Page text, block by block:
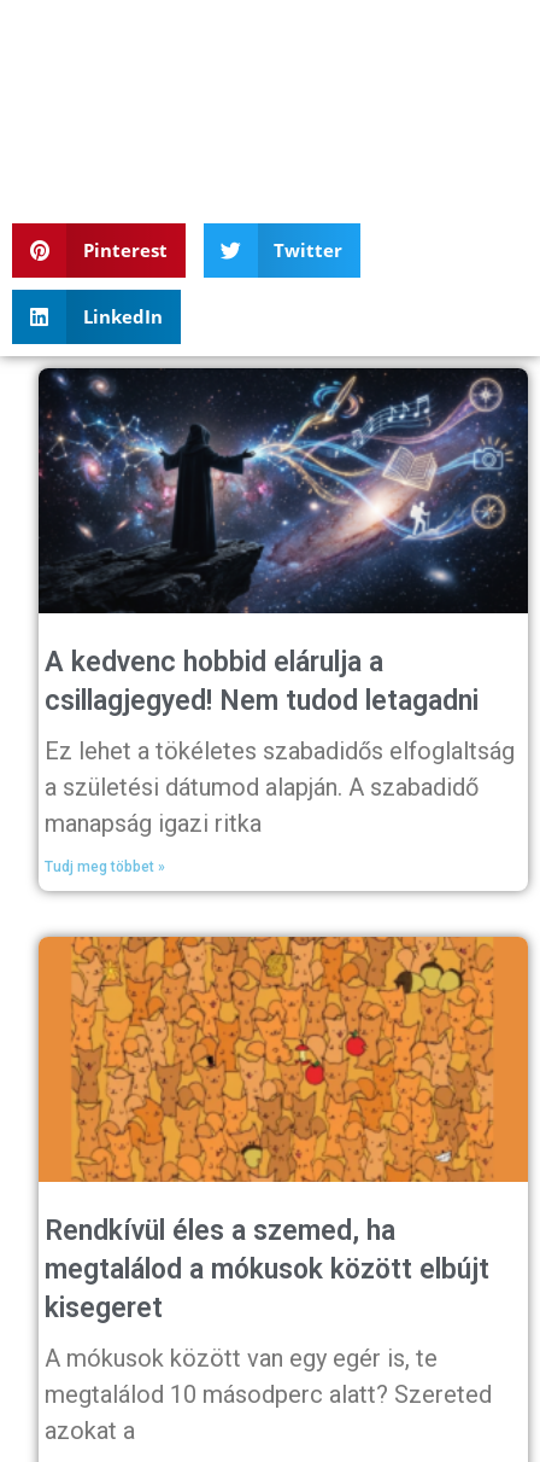
Pinterest Twitter
LinkedIn
A kedvenc hobbid elárulja a
csillagjegyed! Nem tudod letagadni
Ez lehet a tökéletes szabadidős elfoglaltság
a születési dátumod alapján. A szabadidő
manapság igazi ritka
Tudj meg többet »
Rendkívül éles a szemed, ha
megtalálod a mókusok között elbújt
kisegeret
A mókusok között van egy egér is, te
megtalálod 10 másodperc alatt? Szereted
azokat a